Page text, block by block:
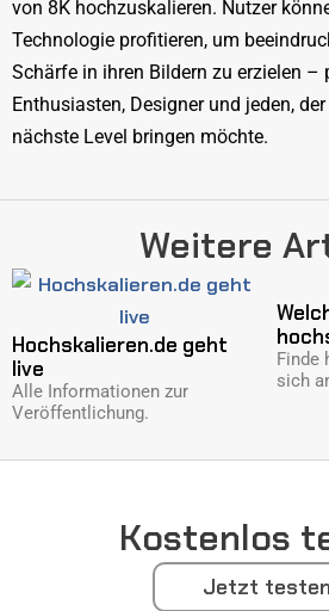
von 8K hochzuskalieren. Nutzer
Technologie profitieren, um
Schärfe in ihren Bildern zu erzielen –
Enthusiasten, Designer und jeden,
nächste Level bringen möchte.
Weitere
Hochskalieren.de geht
live
Alle Informationen zur
Veröffentlichung.
Finde
sich
Kostenlos
Jetzt testen